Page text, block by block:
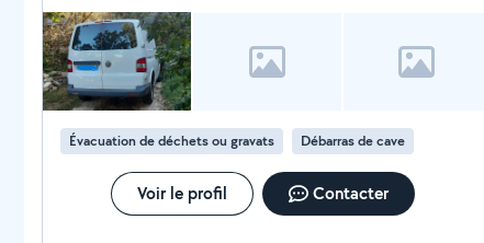
Évacuation de déchets ou gravats Débarras de cave
Voir le profil Contacter